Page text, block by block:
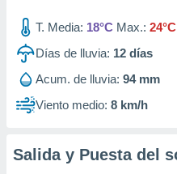
1199
T. Media: 18°C Max.: 24°C
Días de lluvia: 12 días
Acum. de lluvia: 94 mm
Viento medio: 8 km/h
Salida y Puesta del